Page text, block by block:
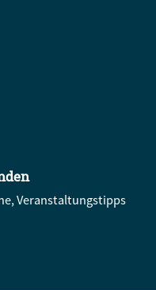
Veranstaltungstipps